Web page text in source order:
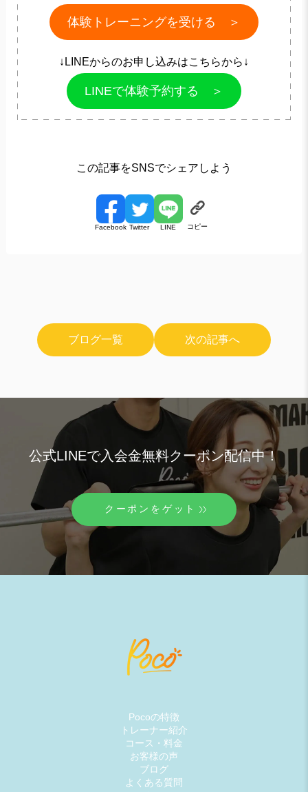
体験トレーニングを受ける ＞
↓LINEからのお申し込みはこちらから↓
LINEで体験予約する ＞
この記事をSNSでシェアしよう
Facebook Twitter LINE コピー
ブログ一覧 次の記事へ
公式LINEで入会金無料クーポン配信中！
クーポンをゲット
Pocoの特徴
トレーナー紹介
コース・料金
お客様の声
ブログ
よくある質問